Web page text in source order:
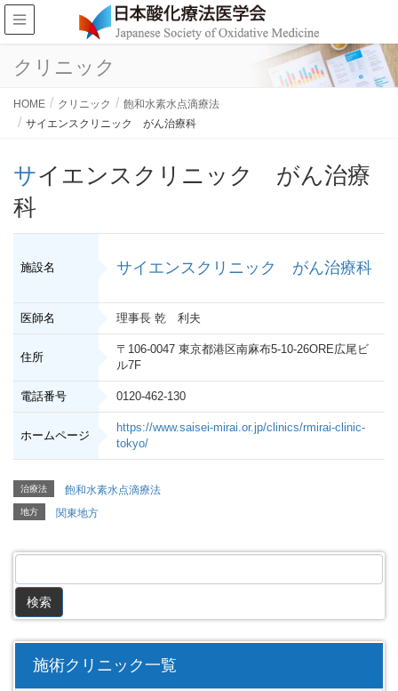
クリニック
HOME クリニック
飽和水素水点滴療法
サイエンスクリニック がん治療科
サイエンスクリニック がん治療
科
施設名 サイエンスクリニック がん治療科
医師名 理事長 乾 利夫
住所
〒106-0047 東京都港区南麻布5-10-26ORE広尾ビ
ル7F
電話番号 0120-462-130
ホームページ
https://www.saisei-mirai.or.jp/clinics/rmirai-clinic-
tokyo/
治療法 飽和水素水点滴療法
地方 関東地方
施術クリニック一覧